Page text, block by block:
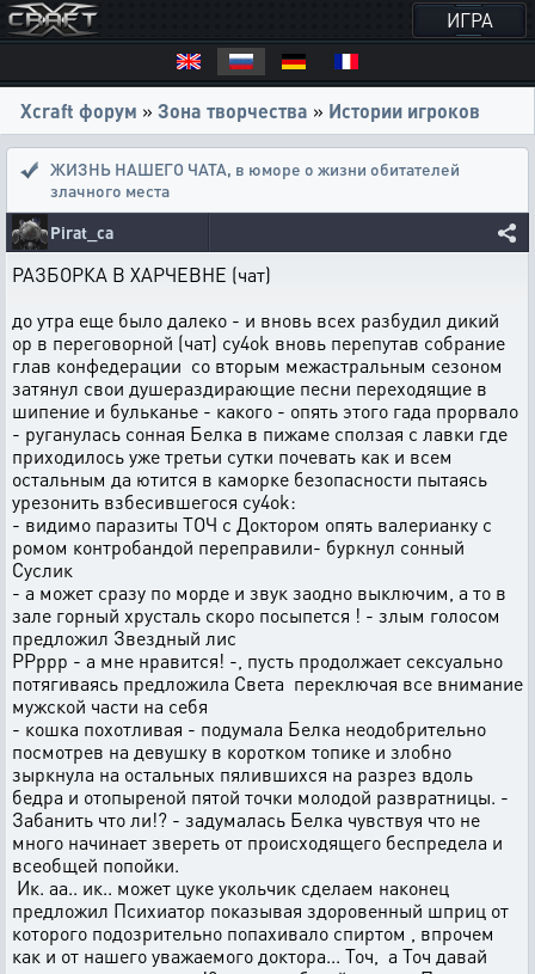
ИГРА
Xcraft форум » Зона творчества » Истории игроков
ЖИЗНЬ НАШЕГО ЧАТА, в юморе о жизни обитателей
злачного места
Pirat_ca
РАЗБОРКА В ХАРЧЕВНЕ (чат)
до утра еще было далеко - и вновь всех разбудил дикий
ор в переговорной (чат) cy4ok вновь перепутав собрание
глав конфедерации со вторым межастральным сезоном
затянул свои душераздирающие песни переходящие в
шипение и бульканье - какого - опять этого гада прорвало
- руганулась сонная Белка в пижаме сползая с лавки где
приходилось уже третьи сутки почевать как и всем
остальным да ютится в каморке безопасности пытаясь
урезонить взбесившегося cy4ok:
- видимо паразиты ТОЧ c Доктором опять валерианку с
ромом контробандой переправили- буркнул сонный
Суслик
- а может сразу по морде и звук заодно выключим, а то в
зале горный хрусталь скоро посыпется ! - злым голосом
предложил Звездный лис
РРррр - а мне нравится! -, пусть продолжает сексуально
потягиваясь предложила Света переключая все внимание
мужской части на себя
- кошка похотливая - подумала Белка неодобрительно
посмотрев на девушку в коротком топике и злобно
зыркнула на остальных пялившихся на разрез вдоль
бедра и отопыреной пятой точки молодой развратницы. -
Забанить что ли!? - задумалась Белка чувствуя что не
много начинает звереть от происходящего беспредела и
всеобщей попойки.
Ик. аа.. ик.. может цуке укольчик сделаем наконец
предложил Психиатор показывая здоровенный шприц от
которого подозрительно попахивало спиртом , впрочем
как и от нашего уважаемого доктора... Точ, а Точ давай